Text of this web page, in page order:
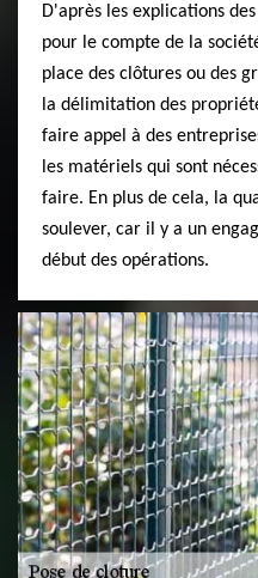
D'après les explications
pour le compte de la
place des clôtures ou des
la délimitation des
faire appel à des
les matériels qui sont
faire. En plus de cela, la
soulever, car il y a un
début des opérations.